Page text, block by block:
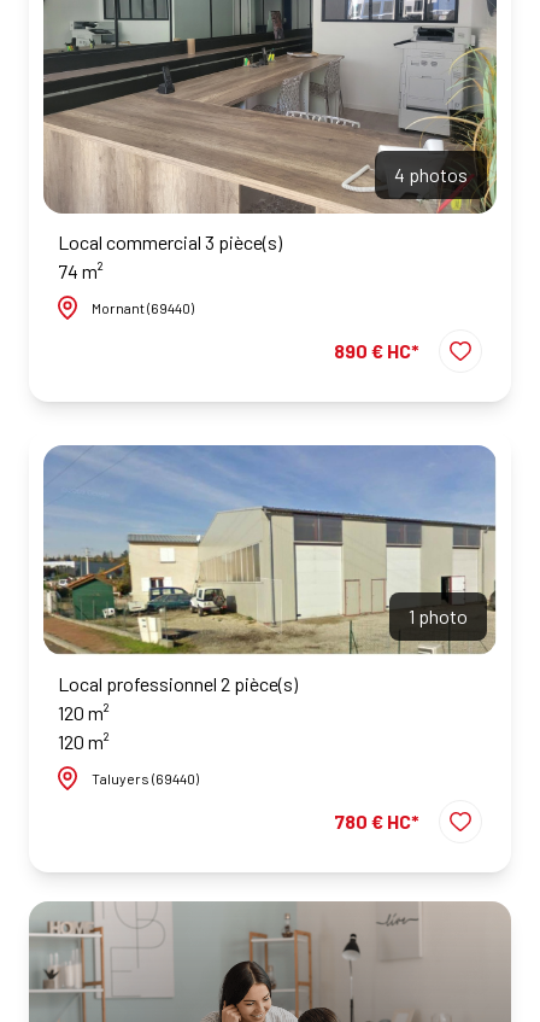
CONTACT
4 photos
Local commercial 3 pièce(s)
74 m²
Mornant (69440)
890 € HC*
1 photo
Local professionnel 2 pièce(s)
120 m²
120 m²
Taluyers (69440)
780 € HC*